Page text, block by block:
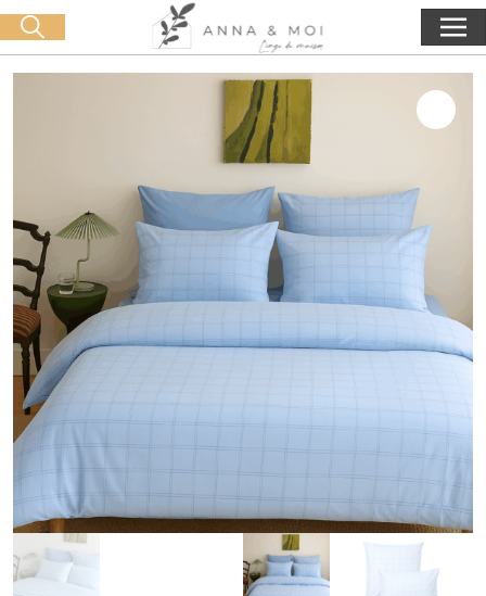
Consegna gratuita a partire da 60€ di acquisto 0,00€
Lancia la ricerca